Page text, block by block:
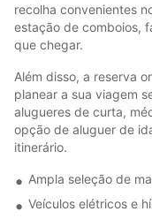
recolha convenientes
estação de comboios,
que chegar.
Além disso, a reserva
planear a sua viagem
alugueres de curta,
opção de aluguer de
itinerário.
Ampla seleção de
Veículos elétricos e